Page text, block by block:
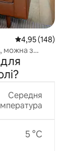
Середня
4,95 (148)
можна з
Середня
5 °C